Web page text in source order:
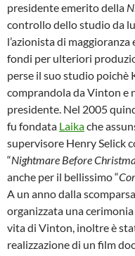
presidente emerito della
controllo dello studio da
l’azionista di
fondi per ulteriori
perse il suo studio poichè
comprandola da Vinton e
presidente. Nel 2005
fu fondata Laikache
supervisore Henry Selick
“Nightmare Before
anche per il bellissimo “
A un anno dalla
organizzata una
vita di Vinton, inoltre è
realizzazione di un film